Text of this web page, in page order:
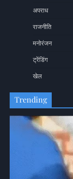
अपराध
राजनीति
मनोरंजन
ट्रेंडिंग
खेल
Trending